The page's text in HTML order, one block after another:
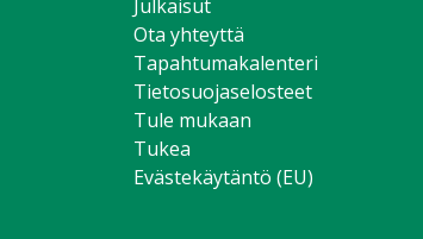
Julkaisut
Ota yhteyttä
Tapahtumakalenteri
Tietosuojaselosteet
Tule mukaan
Tukea
Evästekäytäntö (EU)